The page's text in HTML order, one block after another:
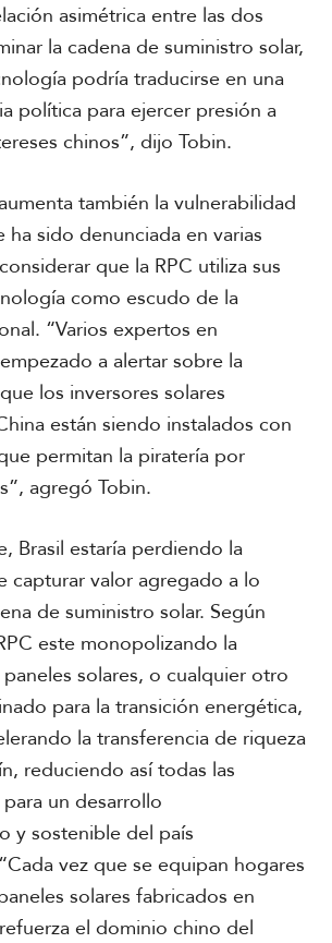
asimétrica entre las dos
la cadena de suministro solar,
podría traducirse en una
política para ejercer presión a
chinos”, dijo Tobin.
también la vulnerabilidad
ha sido denunciada en varias
que la RPC utiliza sus
como escudo de la
“Varios expertos en
a alertar sobre la
los inversores solares
están siendo instalados con
permitan la piratería por
agregó Tobin.
Brasil estaría perdiendo la
capturar valor agregado a lo
de suministro solar. Según
este monopolizando la
solares, o cualquier otro
para la transición energética,
la transferencia de riqueza
reduciendo así todas las
un desarrollo
y sostenible del país
vez que se equipan hogares
solares fabricados en
el dominio chino del